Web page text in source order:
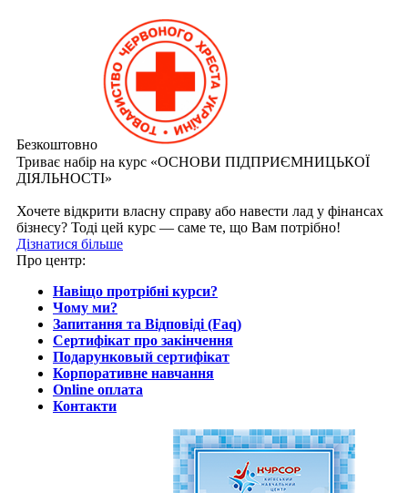
Безкоштовно
Триває набір на курс «ОСНОВИ ПІДПРИЄМНИЦЬКОЇ
ДІЯЛЬНОСТІ»
Хочете відкрити власну справу або навести лад у фінансах
бізнесу? Тоді цей курс — саме те, що Вам потрібно!
Дізнатися більше
Про центр:
Навіщо протрібні курси?
Чому ми?
Запитання та Відповіді (Faq)
Сертифікат про закінчення
Подарунковый сертифікат
Корпоративне навчання
Online оплата
Контакти